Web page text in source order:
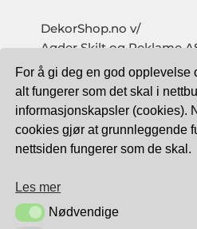
For å gi deg en god opplevelse
alt fungerer som det skal i
informasjonskapsler (cookies).
cookies gjør at grunnleggende
nettsiden fungerer som de skal.
Les mer
NødvendigeNødvendige
DekorShop.no v/
Agder Skilt og Reklame
Org. nr: 997 633 016 MVA
salg@dekorshop.no
Tlf: 959 32 123
09.00 - 16.00